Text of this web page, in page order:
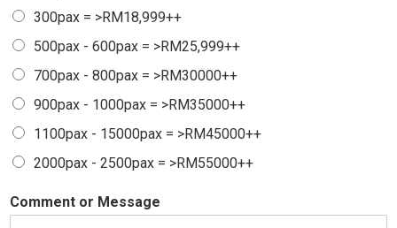
300pax = >RM18,999++
500pax - 600pax = >RM25,999++
700pax - 800pax = >RM30000++
900pax - 1000pax = >RM35000++
1100pax - 15000pax = >RM45000++
2000pax - 2500pax = >RM55000++
Comment or Message